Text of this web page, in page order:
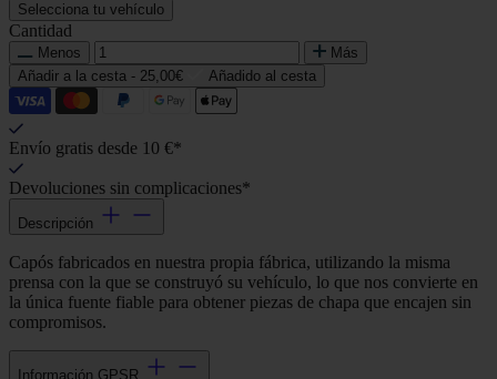
Selecciona tu vehículo
Cantidad
Menos
Más
Añadir a la cesta - 25,00€ Añadido al cesta
Envío gratis desde 10 €*
Devoluciones sin complicaciones*
Descripción
Capós fabricados en nuestra propia fábrica, utilizando la misma
prensa con la que se construyó su vehículo, lo que nos convierte en
la única fuente fiable para obtener piezas de chapa que encajen sin
compromisos.
Información GPSR